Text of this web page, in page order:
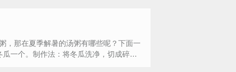
，那在夏季解暑的汤粥有哪些呢？下面一
一个。制作法：将冬瓜洗净，切成碎